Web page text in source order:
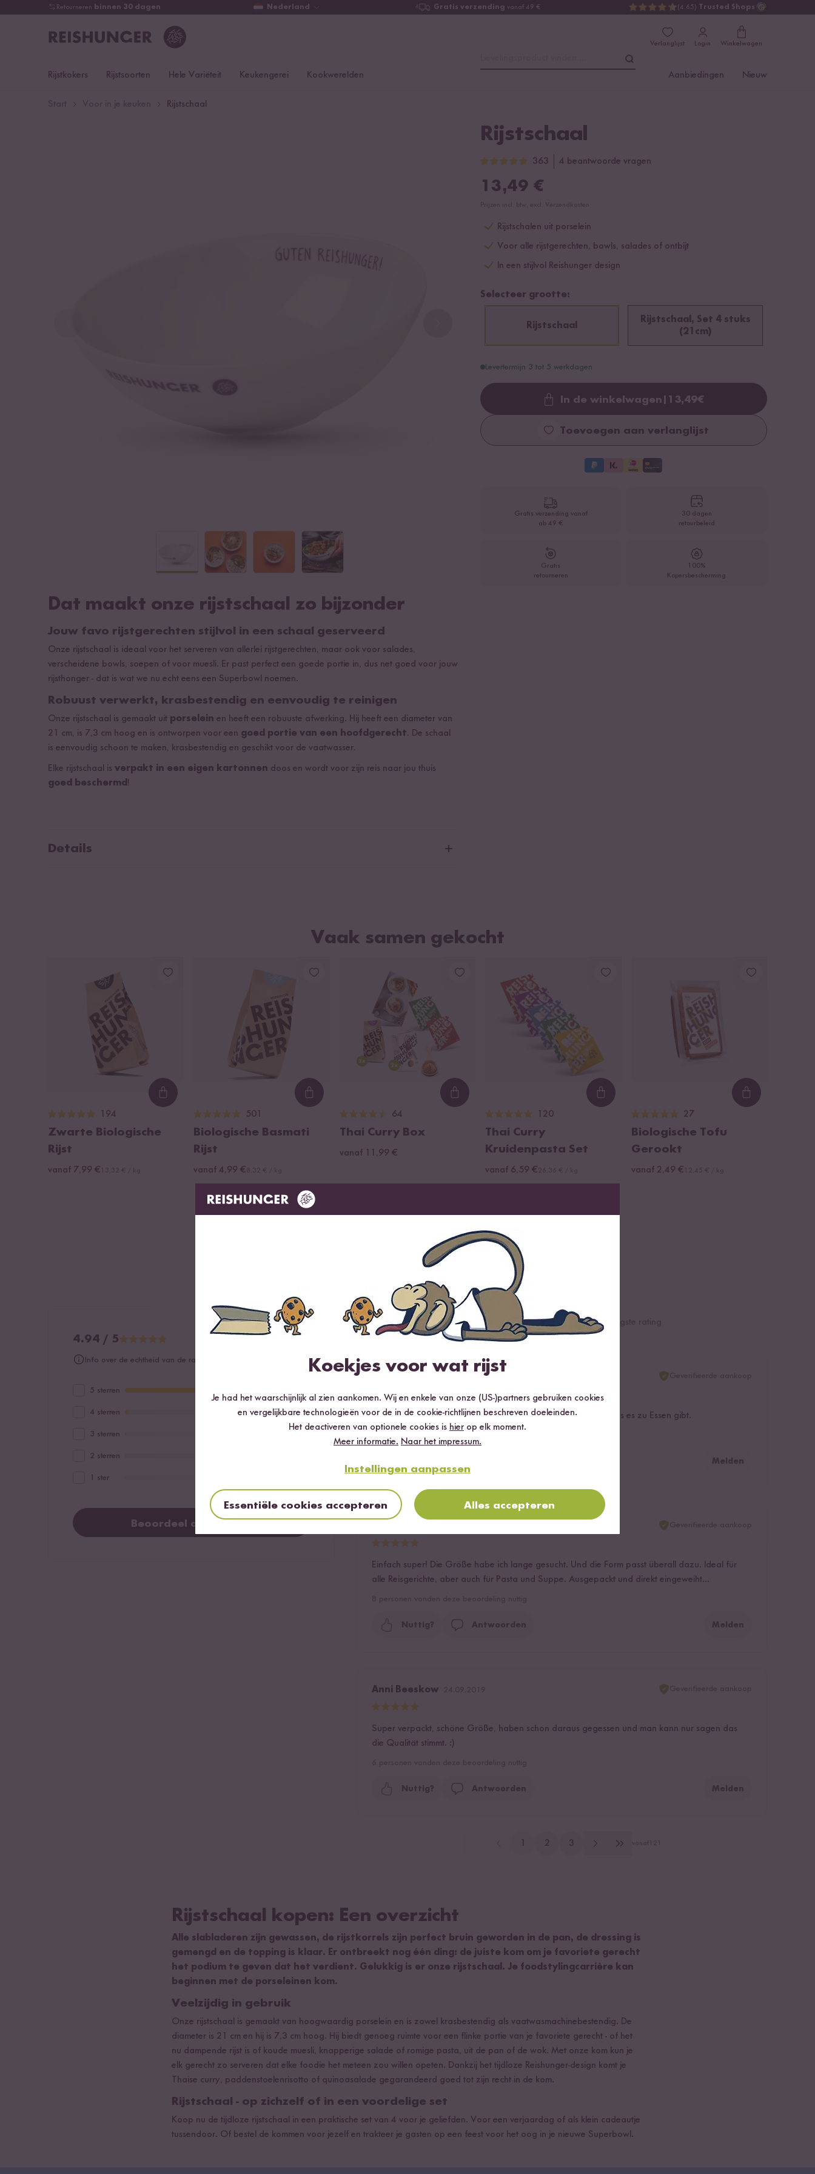
Retourneren binnen 30 dagen Nederland Gratis verzending vanaf 49 € (4.65) Trusted Shops
Verlanglijst Login Winkelwagen
Rijstkokers Rijstsoorten Hele Variëteit Keukengerei Kookwerelden Aanbiedingen Nieuw
Rijstschaal
Rijstschaal
363 4 beantwoorde vragen
13,49 €
Rijstschalen uit porselein
Voor alle rijstgerechten, bowls, salades of ontbijt
In een stijlvol Reishunger design
Selecteer grootte:
Rijstschaal
Rijstschaal, Set 4 stuks
(21cm)
Levertermijn 3 tot 5 werkdagen
Loading...
In de winkelwagen 13,49€
Toevoegen aan verlanglijst
Gratis verzending vanaf
ab 49 €
30 dagen
retourbeleid
Gratis
retourneren
100%
Kopersbescherming
Dat maakt onze rijstschaal zo bijzonder
Jouw favo rijstgerechten stijlvol in een schaal geserveerd
Onze rijstschaal is ideaal voor het serveren van allerlei rijstgerechten, maar ook voor salades,
verscheidene bowls, soepen of voor muesli. Er past perfect een goede portie in, dus net goed voor jouw
rijsthonger - dat is wat we nu echt eens een Superbowl noemen.
Robuust verwerkt, krasbestendig en eenvoudig te reinigen
Onze rijstschaal is gemaakt uit porselein en heeft een robuuste afwerking. Hij heeft een diameter van
21 cm, is 7,3 cm hoog en is ontworpen voor een goed portie van een hoofdgerecht. De schaal
is eenvoudig schoon te maken, krasbestendig en geschikt voor de vaatwasser.
Elke rijstschaal is verpakt in een eigen kartonnen doos en wordt voor zijn reis naar jou thuis
goed beschermd !
Details
Gewicht: 510 g
Makkelijk schoon te maken
Krasbestendig
Geschikt voor de vaatwasser
Vaak samen gekocht
Loading...
194
Zwarte Biologische
Rijst
vanaf 7,99 €
Loading...
501
Biologische Basmati
Rijst
vanaf 4,99 €
Loading...
64
Thai Curry Box
vanaf 11,99 €
Loading...
120
Thai Curry
Kruidenpasta Set
vanaf 6,59 €
Loading...
27
Biologische Tofu
Gerookt
vanaf 2,49 €
363 Beoordelingen4 Vragen
4.94 / 5
Info over de echtheid van de ratings
5 sterren
4 sterren 2.5 %
3 sterren
2 sterren
1 ster
Beoordeel dit product
Meest nuttigNieuwsteHoogste rating
Tolle Größe, ich benutze fast nur noch diese Schüssel, egal was es zu Essen gibt.
Melden
Einfach super! Die Größe habe ich lange gesucht. Und die Form passt überall dazu. Ideal für
alle Reisgerichte, aber auch für Pasta und Suppe. Ausgepackt und direkt eingeweiht...
Nuttig? Antwoorden Melden
Anni Beeskow
Super verpackt, schöne Größe, haben schon daraus gegessen und man kann nur sagen das
die Qualität stimmt. :)
Nuttig? Antwoorden Melden
1 2 3
Rijstschaal kopen: Een overzicht
Alle slabladeren zijn gewassen, de rijstkorrels zijn perfect bruin geworden in de pan, de dressing is
gemengd en de topping is klaar. Er ontbreekt nog één ding: de juiste kom om je favoriete gerecht
het podium te geven dat het verdient. Gelukkig is er onze rijstschaal. Je foodstylingcarrière kan
beginnen met de porseleinen kom.
Veelzijdig in gebruik
Onze rijstschaal is gemaakt van hoogwaardig porselein en is zowel krasbestendig als vaatwasmachinebestendig. De
diameter is 21 cm en hij is 7,3 cm hoog. Hij biedt genoeg ruimte voor een flinke portie van je favoriete gerecht - of het
nu dampende rijst is of koude muesli, knapperige salade of romige pasta, uit de pan of de wok. Met onze kom kun je
elk gerecht zo serveren dat elke foodie het meteen zou willen opeten. Dankzij het tijdloze Reishunger-design komt je
Thaise curry, paddenstoelenrisotto of quinoasalade gegarandeerd goed tot zijn recht in de kom.
Rijstschaal - op zichzelf of in een voordelige set
Koop nu de tijdloze rijstschaal in een praktische set van 4 voor je geliefden. Voor een verjaardag of als klein cadeautje
tussendoor. Of bestel de kommen voor jezelf en trakteer je gasten op een feest voor het oog in je nieuwe Superbowl.
Koekjes voor wat rijst
Je had het waarschijnlijk al zien aankomen. Wij en enkele van onze (US-)partners gebruiken cookies
en vergelijkbare technologieën voor de in de cookie-richtlijnen beschreven doeleinden.
Het deactiveren van optionele cookies is hier op elk moment.
Meer informatie. Naar het impressum.
Instellingen aanpassen
Essentiële cookies accepteren Alles accepteren